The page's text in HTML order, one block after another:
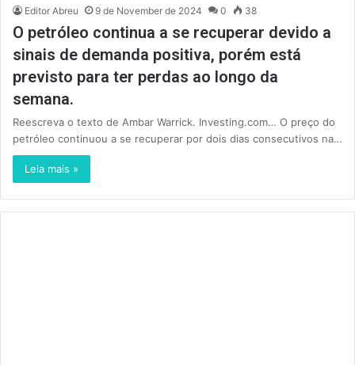
Editor Abreu 9 de November de 2024 0 38
O petróleo continua a se recuperar devido a
sinais de demanda positiva, porém está
previsto para ter perdas ao longo da
semana.
Reescreva o texto de Ambar Warrick. Investing.com… O preço do
petróleo continuou a se recuperar por dois dias consecutivos na…
Leia mais »